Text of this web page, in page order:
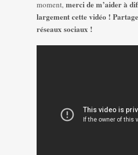
moment, merci de m’aider à
largement cette vidéo !
réseaux sociaux !